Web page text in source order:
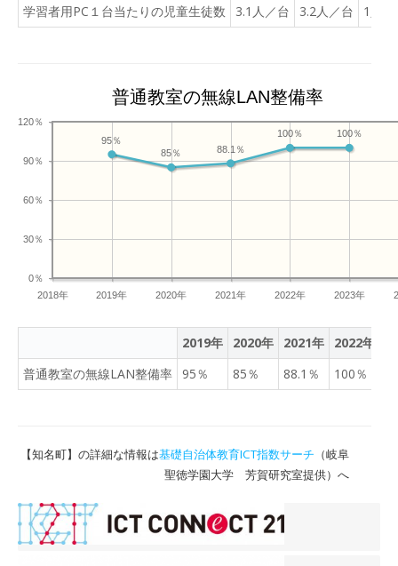
学習者用PC１台当たりの児童生徒数
3.1人／台 3.2人／台 1人
普通教室の無線LAN整備率
2018年 2019年 2020年 2021年 2022年 2023年
0％
30％
60％
90％
120％
100％
100％
88.1％
85％
95％
2019年 2020年 2021年 2022年
普通教室の無線LAN整備率
95％ 85％ 88.1％ 100％
【知名町】の詳細な情報は基礎自治体教育ICT指数サーチ （岐阜
聖徳学園大学 芳賀研究室提供）へ